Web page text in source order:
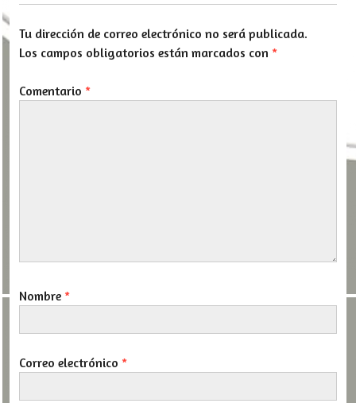
Tu dirección de correo electrónico no será publicada.
Los campos obligatorios están marcados con *
Comentario *
Nombre *
Correo electrónico *